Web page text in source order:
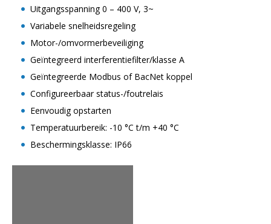
Uitgangsspanning 0 – 400 V, 3~
Variabele snelheidsregeling
Motor-/omvormerbeveiliging
Geïntegreerd interferentiefilter/klasse A
Geïntegreerde Modbus of BacNet koppel
Configureerbaar status-/foutrelais
Eenvoudig opstarten
Temperatuurbereik: -10 °C t/m +40 °C
Beschermingsklasse: IP66